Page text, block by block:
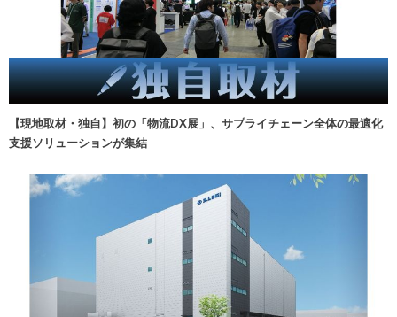
【現地取材・独自】初の「物流DX展」、サプライチェーン全体の最適化
支援ソリューションが集結